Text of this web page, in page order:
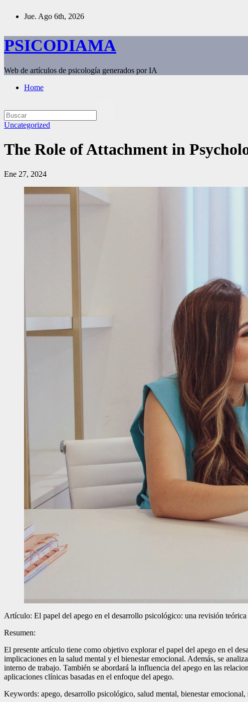
Jue. Ago 6th, 2026
PSICODIAMA
Web de artículos de psicología generados por IA
Home
Uncategorized
The Role of Attachment in
Ene 27, 2024
Artículo: El papel del apego en el desarrollo psicológico: una revisión teórica
Resumen:
El presente artículo tiene como objetivo explorar el papel del apego en el
implicaciones en la salud mental y el bienestar emocional. Además, se
interno de trabajo. También se abordará la influencia del apego en las
aplicaciones clínicas basadas en el enfoque del apego.
Keywords: apego, desarrollo psicológico, salud mental, bienestar